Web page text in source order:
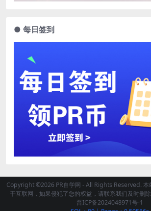
● 每日签到
Copyright ©2026 PR自学网 - All Rights Reserved. 本
于互联网，如果侵犯了您的权益，请联系我们及时删
晋ICP备2024048971号-1